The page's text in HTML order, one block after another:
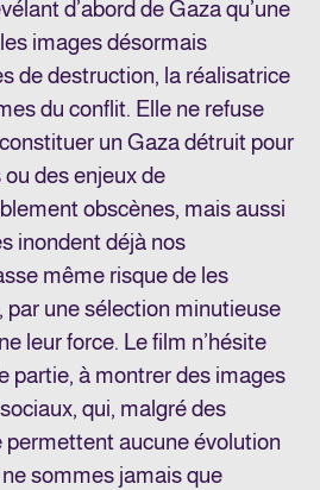
d’abord de Gaza qu’une
images désormais
de destruction, la réalisatrice
du conflit. Elle ne refuse
un Gaza détruit pour
des enjeux de
obscènes, mais aussi
inondent déjà nos
même risque de les
par une sélection minutieuse
leur force. Le film n’hésite
partie, à montrer des images
qui, malgré des
permettent aucune évolution
sommes jamais que